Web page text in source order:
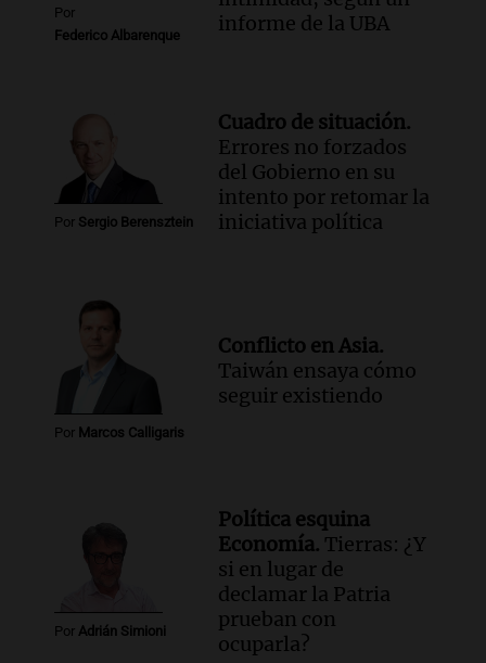
Por
Federico Albarenque
informe de la UBA
Por Sergio Berensztein
Cuadro de situación.
Errores no forzados
del Gobierno en su
intento por retomar la
iniciativa política
Por Marcos Calligaris
Conflicto en Asia.
Taiwán ensaya cómo
seguir existiendo
Por Adrián Simioni
Política esquina
Economía. Tierras: ¿Y
si en lugar de
declamar la Patria
prueban con
ocuparla?